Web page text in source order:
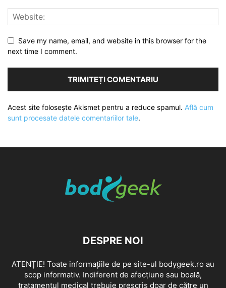
Save my name, email, and website in this browser for the
next time I comment.
Acest site folosește Akismet pentru a reduce spamul. Află cum
sunt procesate datele comentariilor tale.
DESPRE NOI
ATENȚIE! Toate informațiile de pe site-ul bodygeek.ro au
scop informativ. Indiferent de afecțiune sau boală,
tratamentul medical trebuie prescris doar de către un